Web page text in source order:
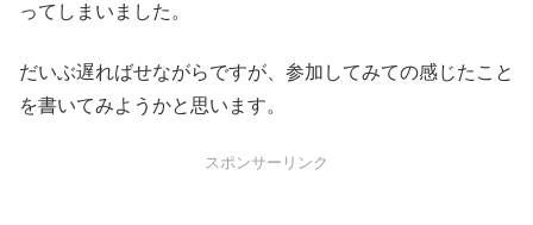
ってしまいました。
だいぶ遅ればせながらですが、参加してみての感じたこと
を書いてみようかと思います。
スポンサーリンク